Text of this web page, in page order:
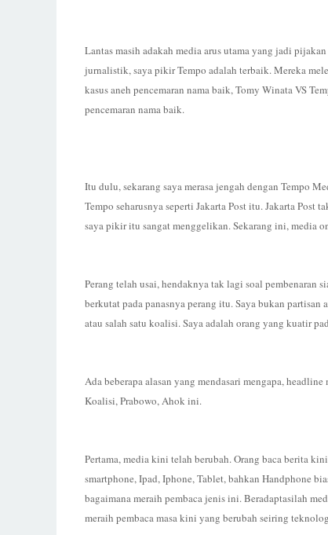
Lantas masih adakah media arus utama yang jadi
jurnalistik, saya pikir Tempo adalah terbaik. Mereka
kasus aneh pencemaran nama baik, Tomy Winata VS
pencemaran nama baik.
Itu dulu, sekarang saya merasa jengah dengan Tempo
Tempo seharusnya seperti Jakarta Post itu. Jakarta
saya pikir itu sangat menggelikan. Sekarang ini, media
Perang telah usai, hendaknya tak lagi soal pembenaran
berkutat pada panasnya perang itu. Saya bukan
atau salah satu koalisi. Saya adalah orang yang kuatir
Ada beberapa alasan yang mendasari mengapa,
Koalisi, Prabowo, Ahok ini.
Pertama, media kini telah berubah. Orang baca berita
smartphone, Ipad, Iphone, Tablet, bahkan Handphone
bagaimana meraih pembaca jenis ini. Beradaptasilah
meraih pembaca masa kini yang berubah seiring